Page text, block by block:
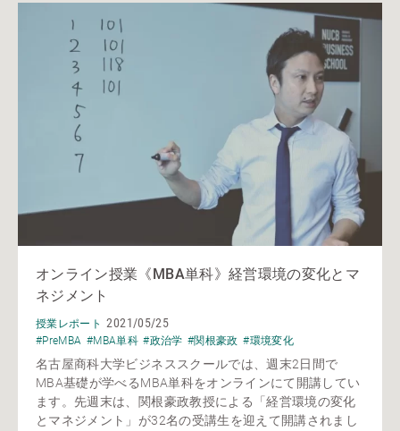
オンライン授業《MBA単科》経営環境の変化とマ
ネジメント
授業レポート 2021/05/25
#PreMBA #MBA単科 #政治学 #関根豪政 #環境変化
名古屋商科大学ビジネススクールでは、週末2日間で
MBA基礎が学べるMBA単科をオンラインにて開講してい
ます。先週末は、関根豪政教授による「経営環境の変化
とマネジメント」が32名の受講生を迎えて開講されまし